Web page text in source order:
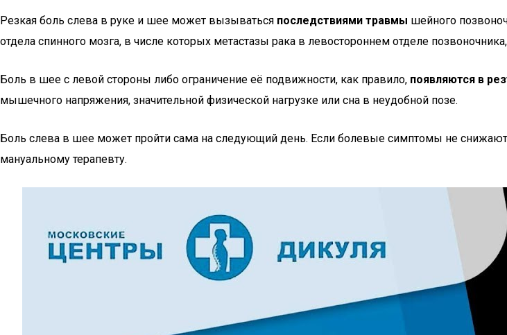
Резкая боль слева в руке и шее может вызываться последствиями травмы шейного
отдела спинного мозга, в числе которых метастазы рака в левостороннем отделе
Боль в шее с левой стороны либо ограничение её подвижности, как правило, появляются в
мышечного напряжения, значительной физической нагрузке или сна в неудобной позе.
Боль слева в шее может пройти сама на следующий день. Если болевые симптомы не
мануальному терапевту.